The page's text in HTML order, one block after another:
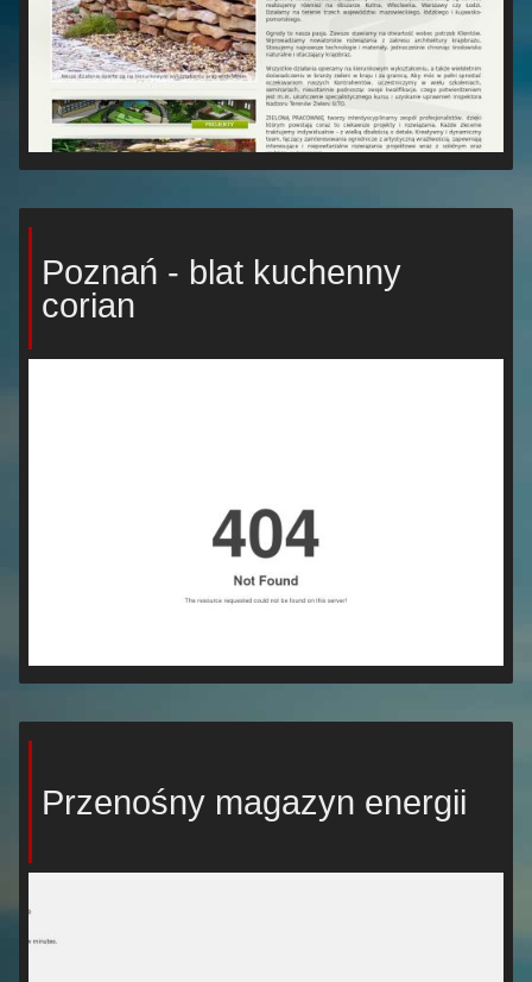
Poznań - blat kuchenny
corian
Przenośny magazyn energii